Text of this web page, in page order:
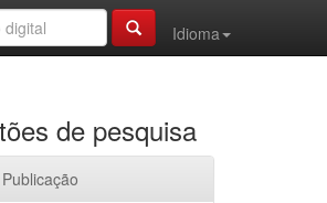
Idioma
de pesquisa